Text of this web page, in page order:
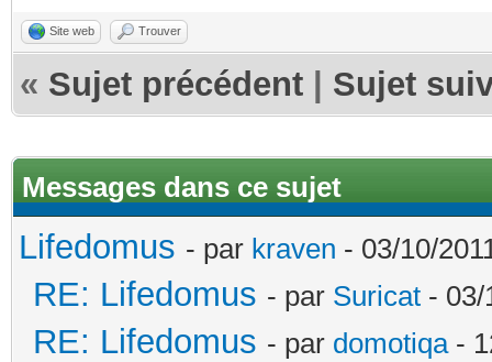
Site web Trouver
« Sujet précédent Sujet
Messages dans ce sujet
Lifedomus - par kraven - 03/10/
RE: Lifedomus - par Suricat - 03/
RE: Lifedomus - par domotiqa-